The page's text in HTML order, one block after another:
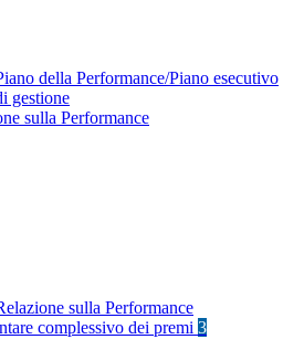
della Performance/Piano esecutivo
gestione
sulla Performance
sulla Performance
complessivo dei premi 3